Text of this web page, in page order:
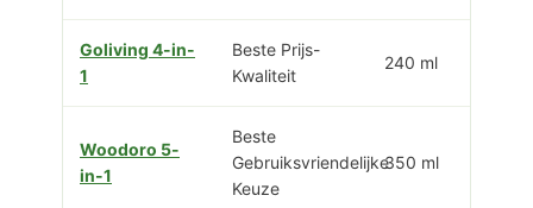
Goliving 4-in-
1
Beste Prijs-
Kwaliteit
240 ml
Woodoro 5-
in-1
Beste
Gebruiksvriendelijke
Keuze
350 ml